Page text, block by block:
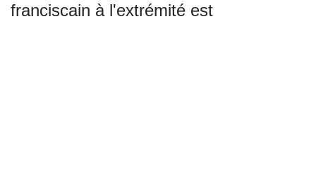
franciscain à l'extrémité est